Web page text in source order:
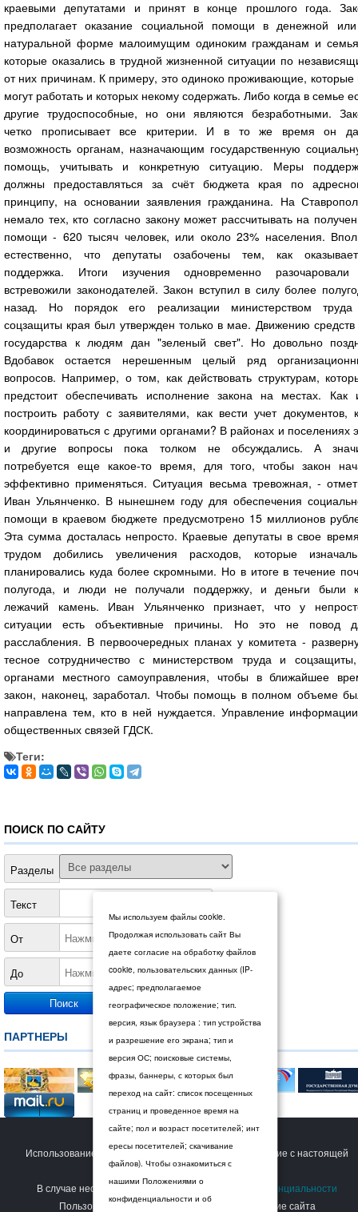
краевыми депутатами и принят в конце прошлого года.
предполагает оказание социальной помощи в денежной
натуральной форме малоимущим одиноким гражданам и
которые оказались в трудной жизненной ситуации по
от них причинам. К примеру, это одиноко проживающие, которые
могут работать и которых некому содержать. Либо когда в семье
другие трудоспособные, но они являются безработными.
четко прописывает все критерии. И в то же время он
возможность органам, назначающим государственную
помощь, учитывать и конкретную ситуацию. Меры
должны предоставляться за счёт бюджета края по
принципу, на основании заявления гражданина. На
немало тех, кто согласно закону может рассчитывать на
помощи - 620 тысяч человек, или около 23% населения.
естественно, что депутаты озабочены тем, как
поддержка. Итоги изучения одновременно
встревожили законодателей. Закон вступил в силу более
назад. Но порядок его реализации министерством
соцзащиты края был утвержден только в мае. Движению средств
государства к людям дан "зеленый свет". Но довольно
Вдобавок остается нерешенным целый ряд
вопросов. Например, о том, как действовать структурам,
предстоит обеспечивать исполнение закона на местах. Как
построить работу с заявителями, как вести учет документов,
координироваться с другими органами? В районах и поселениях
и другие вопросы пока толком не обсуждались. А
потребуется еще какое-то время, для того, чтобы закон
эффективно применяться. Ситуация весьма тревожная, -
Иван Ульянченко. В нынешнем году для обеспечения
помощи в краевом бюджете предусмотрено 15 миллионов
Эта сумма досталась непросто. Краевые депутаты в свое
трудом добились увеличения расходов, которые
планировались куда более скромными. Но в итоге в течение
полугода, и люди не получали поддержку, и деньги были
лежачий камень. Иван Ульянченко признает, что у
ситуации есть объективные причины. Но это не повод
расслабления. В первоочередных планах у комитета -
тесное сотрудничество с министерством труда и
органами местного самоуправления, чтобы в ближайшее
закон, наконец, заработал. Чтобы помощь в полном объеме
направлена тем, кто в ней нуждается. Управление
общественных связей ГДСК.
Теги:
ПОИСК ПО САЙТУ
Разделы
Текст
От
До
ПАРТНЕРЫ
© 2026 Дума Ставропольского края.
Использование сайта Пользователем означает согласие с настоящей
Политикой конфиденциальности
В случае несогласия с условиямиПолитики конфиденциальности
Пользователь должен прекратить использование сайта
Мы используем файлы cookie.
Продолжая использовать сайт Вы
даете согласие на обработку файлов
cookie, пользовательских данных (IP-
адрес; предполагаемое
географическое положение; тип.
версия, язык браузера : тип устройства
и разрешение его экрана; тип и
версия ОС; поисковые системы,
фразы, баннеры, с которых был
переход на сайт: список посещенных
страниц и проведенное время на
сайте; пол и возраст посетителей; инт
ересы посетителей; скачивание
файлов). Чтобы ознакомиться с
нашими Положениями о
конфиденциальности и об